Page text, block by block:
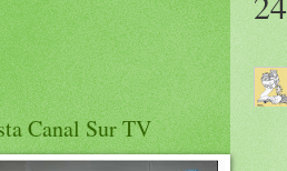
Canal Sur TV